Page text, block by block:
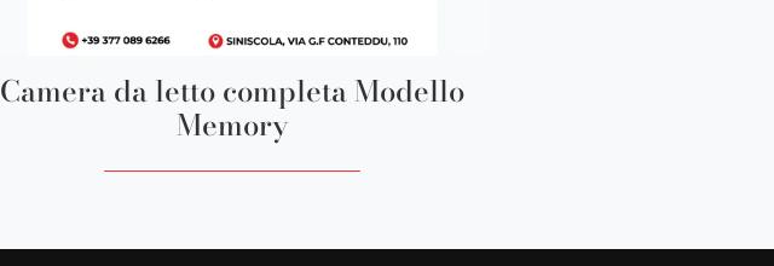
Camera da letto completa Modello
Memory